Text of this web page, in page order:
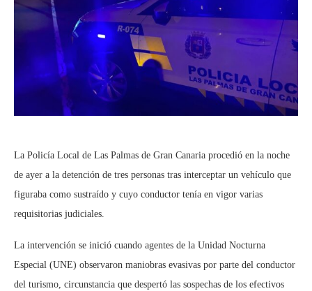
La Policía Local de Las Palmas de Gran Canaria procedió en la noche
de ayer a la detención de tres personas tras interceptar un vehículo que
figuraba como sustraído y cuyo conductor tenía en vigor varias
requisitorias judiciales.
La intervención se inició cuando agentes de la Unidad Nocturna
Especial (UNE) observaron maniobras evasivas por parte del conductor
del turismo, circunstancia que despertó las sospechas de los efectivos